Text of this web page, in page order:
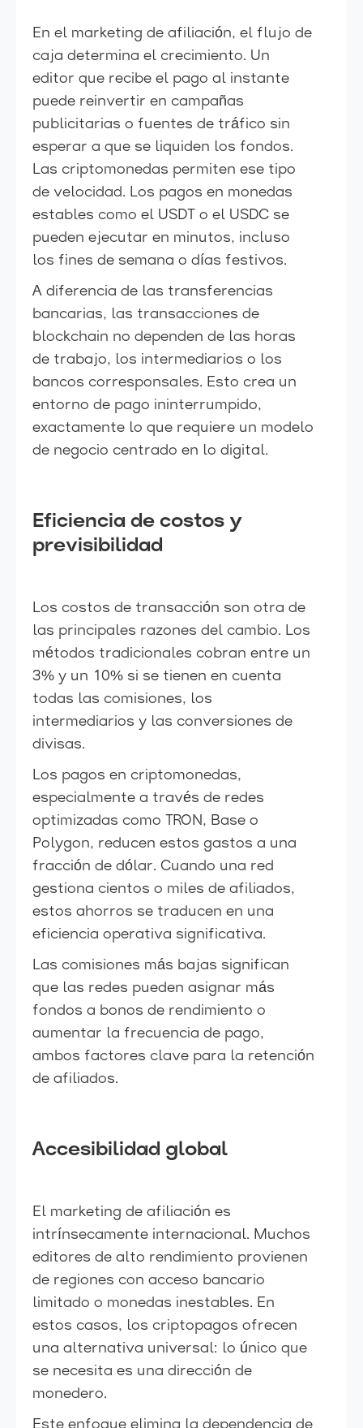
En el marketing de afiliación, el flujo de
caja determina el crecimiento. Un
editor que recibe el pago al instante
puede reinvertir en campañas
publicitarias o fuentes de tráfico sin
esperar a que se liquiden los fondos.
Las criptomonedas permiten ese tipo
de velocidad. Los pagos en monedas
estables como el USDT o el USDC se
pueden ejecutar en minutos, incluso
los fines de semana o días festivos.
A diferencia de las transferencias
bancarias, las transacciones de
blockchain no dependen de las horas
de trabajo, los intermediarios o los
bancos corresponsales. Esto crea un
entorno de pago ininterrumpido,
exactamente lo que requiere un modelo
de negocio centrado en lo digital.
Eficiencia de costos y
previsibilidad
Los costos de transacción son otra de
las principales razones del cambio. Los
métodos tradicionales cobran entre un
3% y un 10% si se tienen en cuenta
todas las comisiones, los
intermediarios y las conversiones de
divisas.
Los pagos en criptomonedas,
especialmente a través de redes
optimizadas como TRON, Base o
Polygon, reducen estos gastos a una
fracción de dólar. Cuando una red
gestiona cientos o miles de afiliados,
estos ahorros se traducen en una
eficiencia operativa significativa.
Las comisiones más bajas significan
que las redes pueden asignar más
fondos a bonos de rendimiento o
aumentar la frecuencia de pago,
ambos factores clave para la retención
de afiliados.
Accesibilidad global
El marketing de afiliación es
intrínsecamente internacional. Muchos
editores de alto rendimiento provienen
de regiones con acceso bancario
limitado o monedas inestables. En
estos casos, los criptopagos ofrecen
una alternativa universal: lo único que
se necesita es una dirección de
monedero.